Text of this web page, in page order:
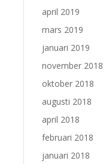
april 2019
mars 2019
januari 2019
november 2018
oktober 2018
augusti 2018
april 2018
februari 2018
januari 2018